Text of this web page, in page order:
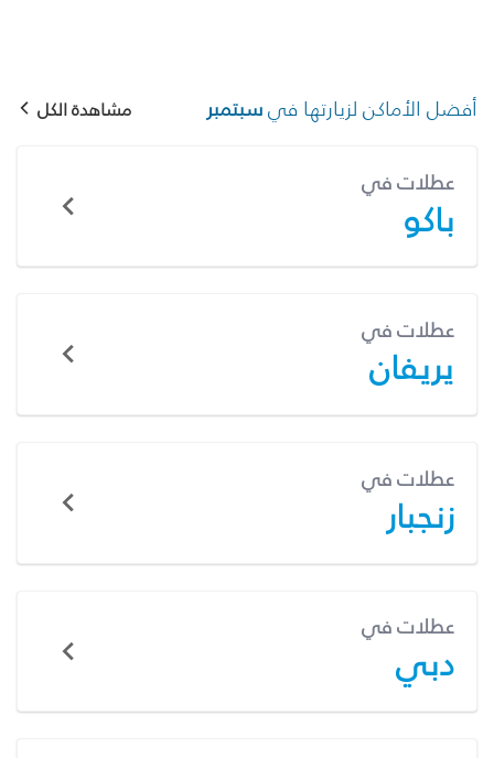
أفضل الأماكن لزيارتها فيسبتمبر مشاهدة الكل
عطلات في
باكو
عطلات في
يريفان
عطلات في
زنجبار
عطلات في
دبي